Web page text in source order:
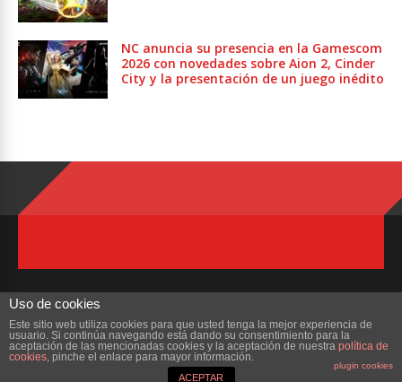
NC anuncia su presencia en la Gamescom
2026 con novedades sobre Aion 2, Cinder
City y la presentación de un juego inédito
Copyright © 2023 ZonaMMORPG.com. Todos los derechos reservados
¿Quienes Somos? Colabora Contacto
Uso de cookies
Este sitio web utiliza cookies para que usted tenga la mejor experiencia de
usuario. Si continúa navegando está dando su consentimiento para la
aceptación de las mencionadas cookies y la aceptación de nuestra política de
cookies, pinche el enlace para mayor información.
plugin cookies
ACEPTAR